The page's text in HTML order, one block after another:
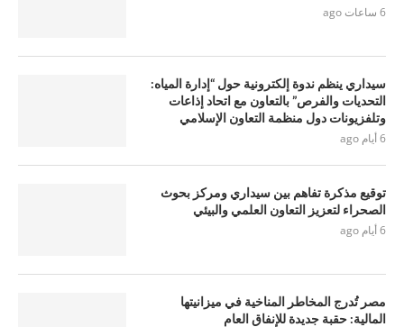
6 ساعات ago
سيداري ينظم ندوة إلكترونية حول “إدارة المياه:
التحديات والفرص” بالتعاون مع اتحاد إذاعات
وتلفزيونات دول منظمة التعاون الإسلامي
6 أيام ago
توقيع مذكرة تفاهم بين سيداري ومركز بحوث
الصحراء لتعزيز التعاون العلمي والبيئي
6 أيام ago
مصر تُدرج المخاطر المناخية في ميزانيتها
المالية: حقبة جديدة للإنفاق العام